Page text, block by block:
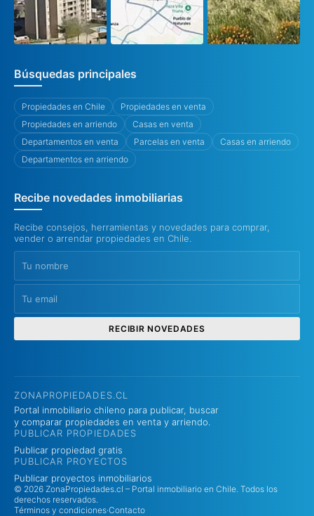
Búsquedas principales
Propiedades en Chile
Propiedades en venta
Propiedades en arriendo
Casas en venta
Departamentos en venta
Parcelas en venta
Casas en arriendo
Departamentos en arriendo
Recibe novedades inmobiliarias
Recibe consejos, herramientas y novedades para comprar,
vender o arrendar propiedades en Chile.
RECIBIR NOVEDADES
ZONAPROPIEDADES.CL
Portal inmobiliario chileno para publicar, buscar
y comparar propiedades en venta y arriendo.
PUBLICAR PROPIEDADES
Publicar propiedad gratis
PUBLICAR PROYECTOS
Publicar proyectos inmobiliarios
© 2026 ZonaPropiedades.cl – Portal inmobiliario en Chile. Todos los
derechos reservados.
Términos y condiciones·Contacto